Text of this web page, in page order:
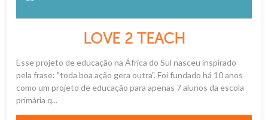
LOVE 2 TEACH
Esse projeto de educação na África do Sul nasceu inspirado
pela frase: "toda boa ação gera outra". Foi fundado há 10 anos
como um projeto de educação para apenas 7 alunos da escola
primária q...